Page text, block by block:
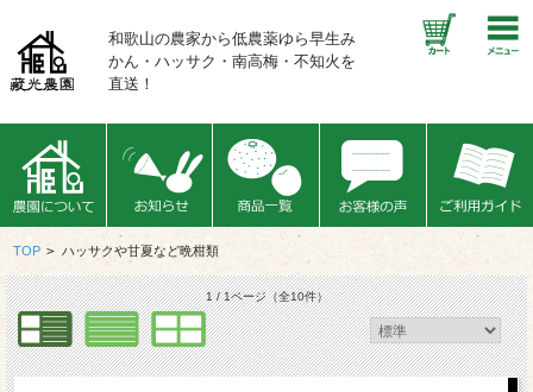
和歌山の農家から低農薬ゆら早生み
かん・ハッサク・南高梅・不知火を
直送！
TOP > ハッサクや甘夏など晩柑類
1 / 1ページ（全10件）